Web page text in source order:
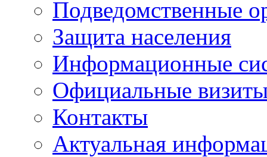
Подведомственные
Защита населения
Информационные
Официальные
Контакты
Актуальная